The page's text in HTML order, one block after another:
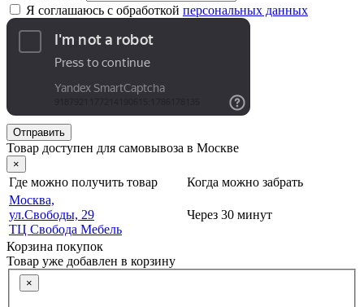
Я соглашаюсь с обработкой персональных данных
Отправить
Товар доступен для самовывоза в Москве
×
Где можно получить товар
Когда можно забрать
Москва,
ул.Свободы, 29
ТЦ Свобода Мебель
Через 30 минут
Корзина покупок
Товар уже добавлен в корзину
×